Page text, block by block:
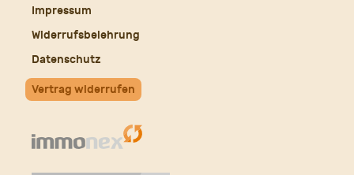
Impressum
Widerrufsbelehrung
Datenschutz
Vertrag widerrufen